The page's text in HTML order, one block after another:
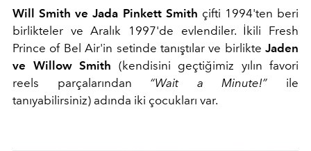
Will Smith ve Jada Pinkett Smith çifti 1994'ten beri
birlikteler ve Aralık 1997'de evlendiler. İkili Fresh
Prince of Bel Air'in setinde tanıştılar ve birlikte Jaden
ve Willow Smith (kendisini geçtiğimiz yılın favori
reels parçalarından “Wait a Minute!” ile
tanıyabilirsiniz) adında iki çocukları var.